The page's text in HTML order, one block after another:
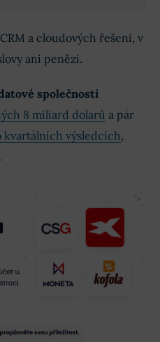
a cloudových řešení, v
ani penězi.
společnosti
8 miliard dolarů a pár
kvartálních výsledcích,